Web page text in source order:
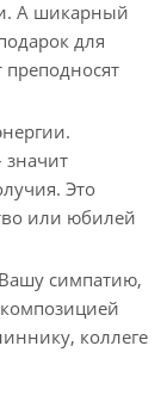
А шикарный
для
значит
Это
или юбилей
симпатию,
коллеге